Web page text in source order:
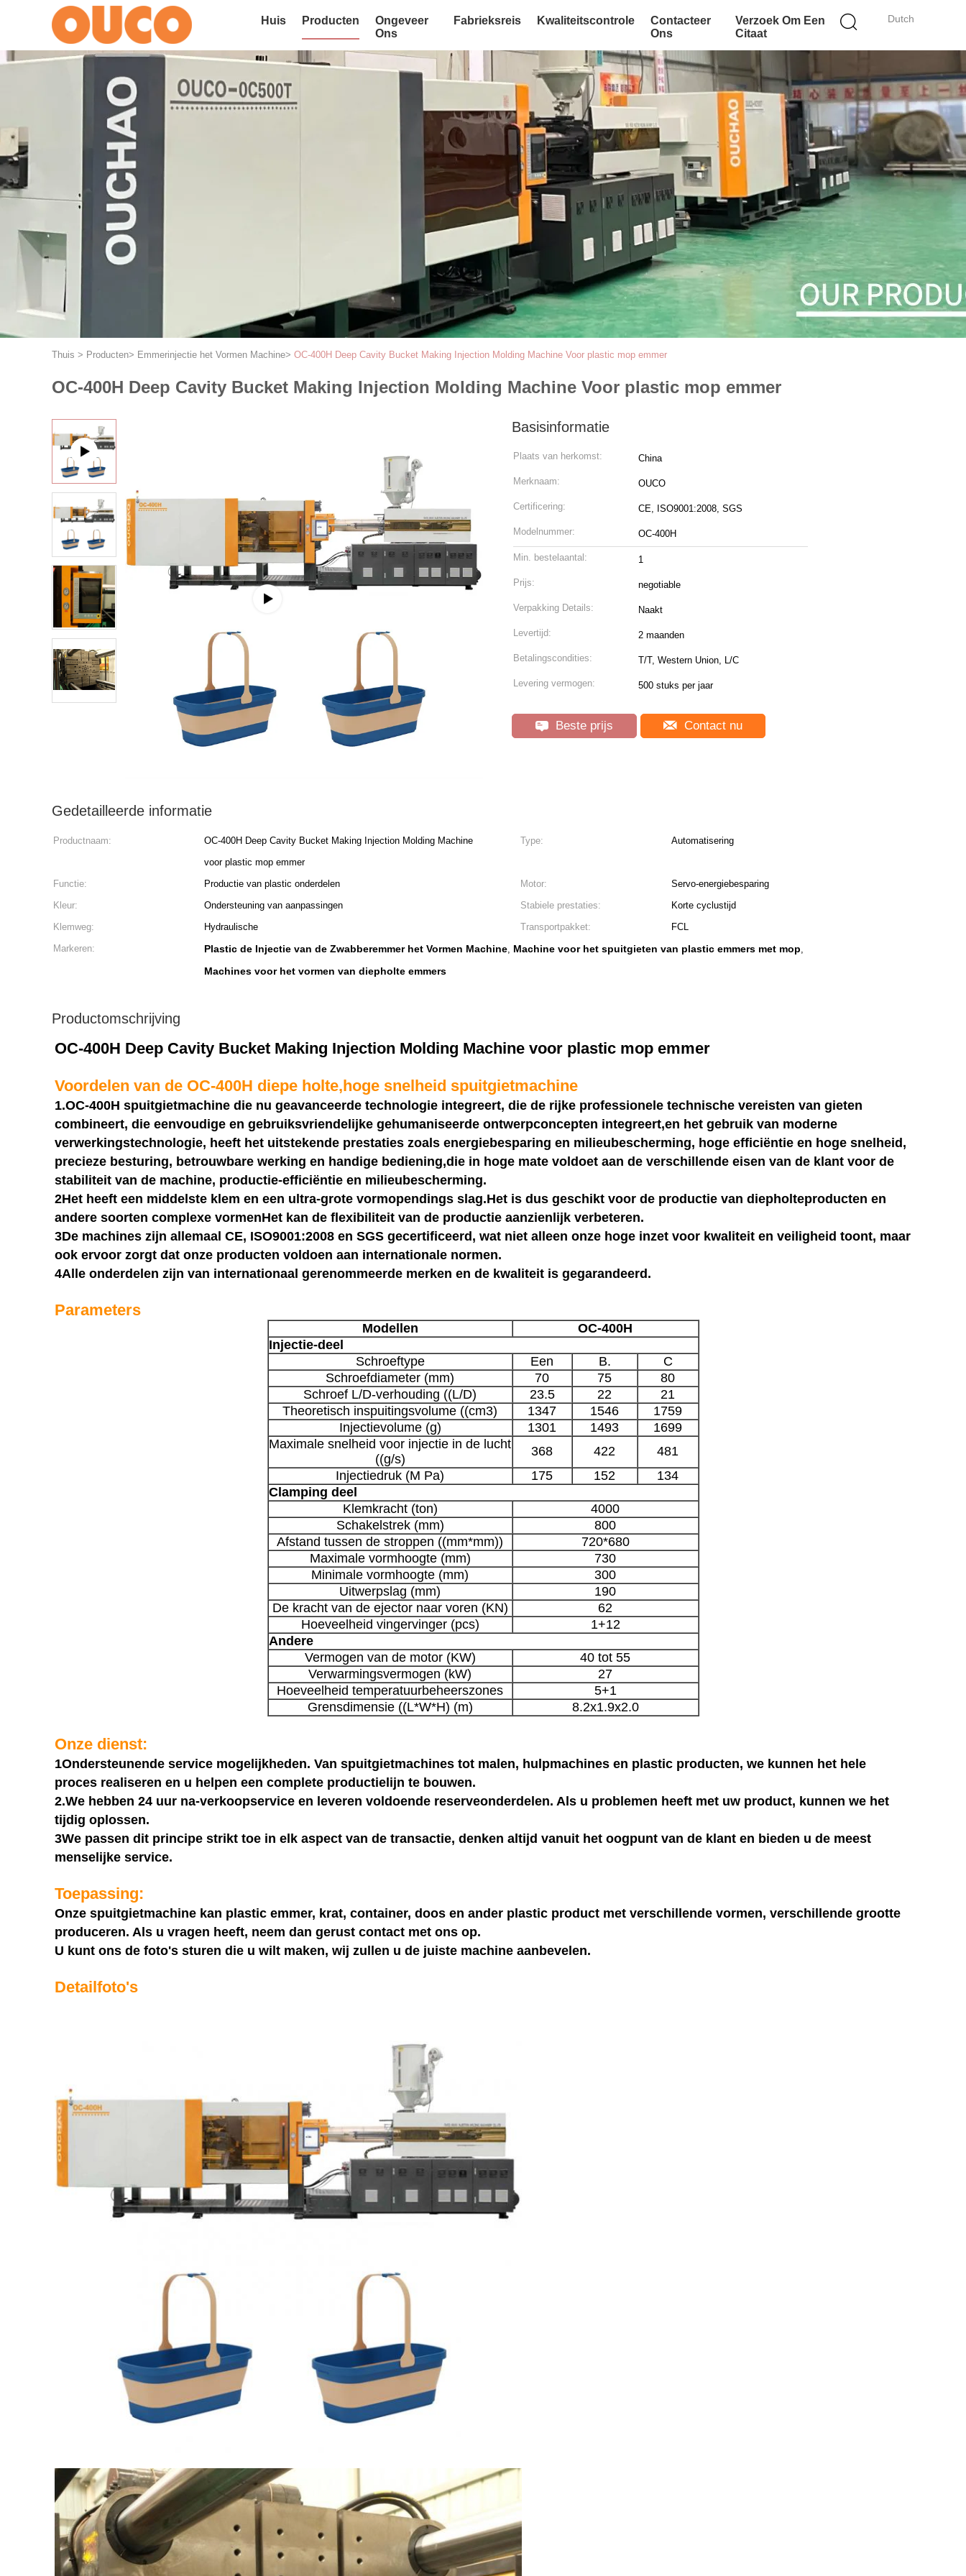
Dutch
Huis Producten
Ongeveer
Ons
Fabrieksreis Kwaliteitscontrole
Contacteer
Ons
Verzoek Om Een
Citaat
Thuis > Producten> Emmerinjectie het Vormen Machine> OC-400H Deep Cavity Bucket Making Injection Molding Machine Voor plastic mop emmer
OC-400H Deep Cavity Bucket Making Injection Molding Machine Voor plastic mop emmer
Basisinformatie
Plaats van herkomst: China
Merknaam: OUCO
Certificering: CE, ISO9001:2008, SGS
Modelnummer: OC-400H
Min. bestelaantal: 1
Prijs: negotiable
Verpakking Details: Naakt
Levertijd: 2 maanden
Betalingscondities: T/T, Western Union, L/C
Levering vermogen: 500 stuks per jaar
Beste prijs Contact nu
Gedetailleerde informatie
Productnaam:
OC-400H Deep Cavity Bucket Making Injection Molding Machine
voor plastic mop emmer
Type: Automatisering
Functie: Productie van plastic onderdelen Motor:
Servo-energiebesparing
Kleur:
Ondersteuning van aanpassingen Stabiele prestaties:
Korte cyclustijd
Klemweg:
Hydraulische Transportpakket:
FCL
Markeren:
Plastic de Injectie van de Zwabberemmer het Vormen Machine, Machine voor het spuitgieten van plastic emmers met mop,
Machines voor het vormen van diepholte emmers
Productomschrijving
OC-400H Deep Cavity Bucket Making Injection Molding Machine voor plastic mop emmer
Voordelen van de OC-400H diepe holte,hoge snelheid spuitgietmachine
1.OC-400H spuitgietmachine die nu geavanceerde technologie integreert, die de rijke professionele technische vereisten van gieten
combineert, die eenvoudige en gebruiksvriendelijke gehumaniseerde ontwerpconcepten integreert,en het gebruik van moderne
verwerkingstechnologie, heeft het uitstekende prestaties zoals energiebesparing en milieubescherming, hoge efficiëntie en hoge snelheid,
precieze besturing, betrouwbare werking en handige bediening,die in hoge mate voldoet aan de verschillende eisen van de klant voor de
stabiliteit van de machine, productie-efficiëntie en milieubescherming.
2Het heeft een middelste klem en een ultra-grote vormopendings slag.Het is dus geschikt voor de productie van diepholteproducten en
andere soorten complexe vormenHet kan de flexibiliteit van de productie aanzienlijk verbeteren.
3De machines zijn allemaal CE, ISO9001:2008 en SGS gecertificeerd, wat niet alleen onze hoge inzet voor kwaliteit en veiligheid toont, maar
ook ervoor zorgt dat onze producten voldoen aan internationale normen.
4Alle onderdelen zijn van internationaal gerenommeerde merken en de kwaliteit is gegarandeerd.
Parameters
Modellen
OC-400H
Injectie-deel
Schroeftype
Een B.
C
Schroefdiameter (mm)
70 75
80
Schroef L/D-verhouding ((L/D)
23.5 22
21
Theoretisch inspuitingsvolume ((cm3)
1347 1546
1759
Injectievolume (g)
1301 1493
1699
Maximale snelheid voor injectie in de lucht
((g/s)
368 422
481
Injectiedruk (M Pa)
175 152
134
Clamping deel
Klemkracht (ton)
4000
Schakelstrek (mm)
800
Afstand tussen de stroppen ((mm*mm))
720*680
Maximale vormhoogte (mm)
730
Minimale vormhoogte (mm)
300
Uitwerpslag (mm)
190
De kracht van de ejector naar voren (KN)
62
Hoeveelheid vingervinger (pcs)
1+12
Andere
Vermogen van de motor (KW)
40 tot 55
Verwarmingsvermogen (kW)
27
Hoeveelheid temperatuurbeheerszones
5+1
Grensdimensie ((L*W*H) (m)
8.2x1.9x2.0
Onze dienst:
1Ondersteunende service mogelijkheden. Van spuitgietmachines tot malen, hulpmachines en plastic producten, we kunnen het hele
proces realiseren en u helpen een complete productielijn te bouwen.
2.We hebben 24 uur na-verkoopservice en leveren voldoende reserveonderdelen. Als u problemen heeft met uw product, kunnen we het
tijdig oplossen.
3We passen dit principe strikt toe in elk aspect van de transactie, denken altijd vanuit het oogpunt van de klant en bieden u de meest
menselijke service.
Toepassing:
Onze spuitgietmachine kan plastic emmer, krat, container, doos en ander plastic product met verschillende vormen, verschillende grootte
produceren. Als u vragen heeft, neem dan gerust contact met ons op.
U kunt ons de foto's sturen die u wilt maken, wij zullen u de juiste machine aanbevelen.
Detailfoto's